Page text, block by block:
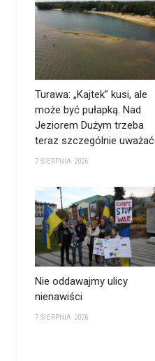
Turawa: „Kajtek” kusi, ale
może być pułapką. Nad
Jeziorem Dużym trzeba
teraz szczególnie uważać
7 SIERPNIA 2026
Nie oddawajmy ulicy
nienawiści
7 SIERPNIA 2026